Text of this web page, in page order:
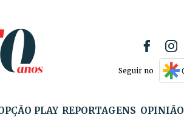
Seguir no
PLAY REPORTAGENS OPINIÃO